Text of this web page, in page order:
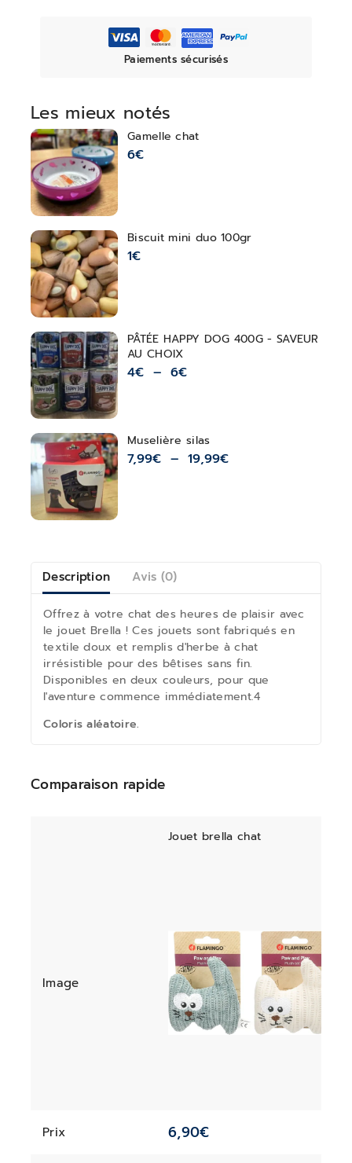
Les mieux notés
Gamelle chat
6€
Biscuit mini duo 100gr
1€
PÂTÉE HAPPY DOG 400G - SAVEUR
AU CHOIX
4€ – 6€
Muselière silas
7,99€ – 19,99€
Paiements sécurisés
Description Avis (0)
Offrez à votre chat des heures de plaisir avec
le jouet Brella ! Ces jouets sont fabriqués en
textile doux et remplis d'herbe à chat
irrésistible pour des bêtises sans fin.
Disponibles en deux couleurs, pour que
l'aventure commence immédiatement.4
Coloris aléatoire.
Comparaison rapide
Jouet brella chat
Image
Prix 6,90€